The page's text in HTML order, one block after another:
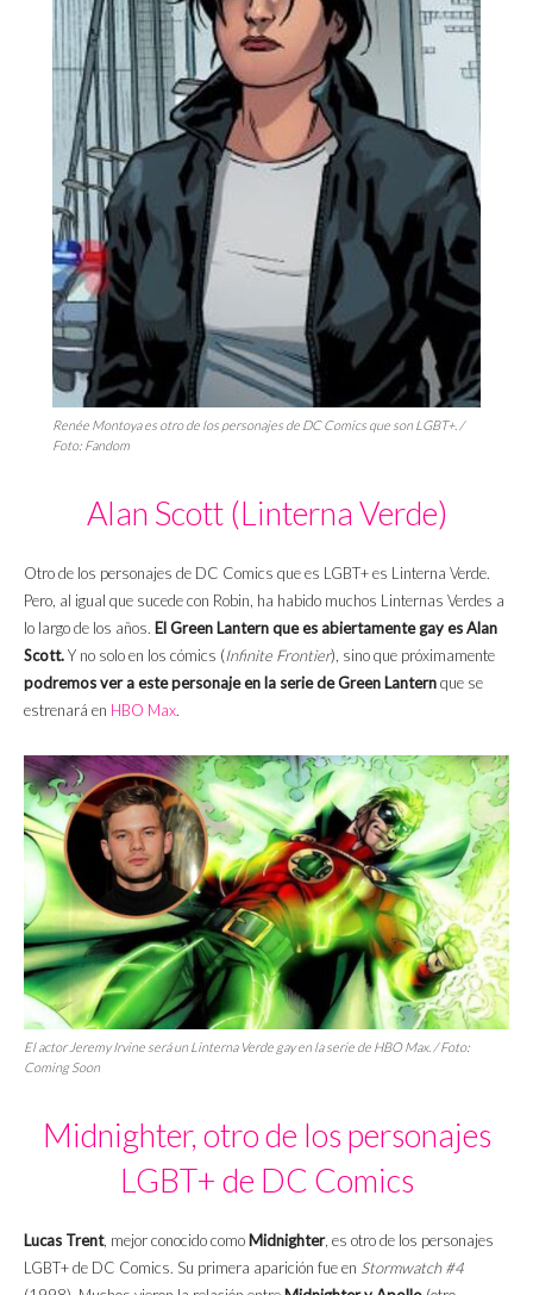
Renée Montoya es otro de los personajes de DC Comics que son LGBT+. /
Foto: Fandom
Alan Scott (Linterna Verde)
Otro de los personajes de DC Comics que es LGBT+ es Linterna Verde.
Pero, al igual que sucede con Robin, ha habido muchos Linternas Verdes a
lo largo de los años. El Green Lantern que es abiertamente gay es Alan
Scott.Y no solo en los cómics (Infinite Frontier), sino que próximamente
podremos ver a este personaje en la serie de Green Lanternque se
estrenará en HBO Max.
El actor Jeremy Irvine será un Linterna Verde gay en la serie de HBO Max. / Foto:
Coming Soon
Midnighter, otro de los personajes
LGBT+ de DC Comics
Lucas Trent, mejor conocido como Midnighter, es otro de los personajes
LGBT+ de DC Comics. Su primera aparición fue en Stormwatch #4